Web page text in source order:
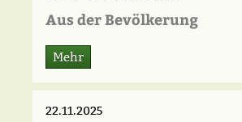
Aus der Bevölkerung
Mehr
22.11.2025